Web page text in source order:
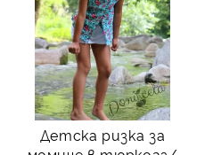
Детска ризка за